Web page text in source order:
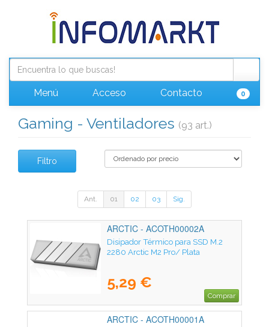
Menú Acceso Contacto 0
Gaming - Ventiladores (93 art.)
Filtro
Ant. 01 02 03 Sig.
ARCTIC - ACOTH00002A
Disipador Térmico para SSD M.2
2280 Arctic M2 Pro/ Plata
5,29 €
Comprar
ARCTIC - ACOTH00001A